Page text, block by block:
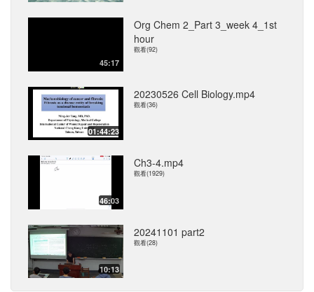
45:17
Org Chem 2_Part 3_week 4_1st
hour
觀看(92)
01:44:23
20230526 Cell Biology.mp4
觀看(36)
46:03
Ch3-4.mp4
觀看(1929)
10:13
20241101 part2
觀看(28)